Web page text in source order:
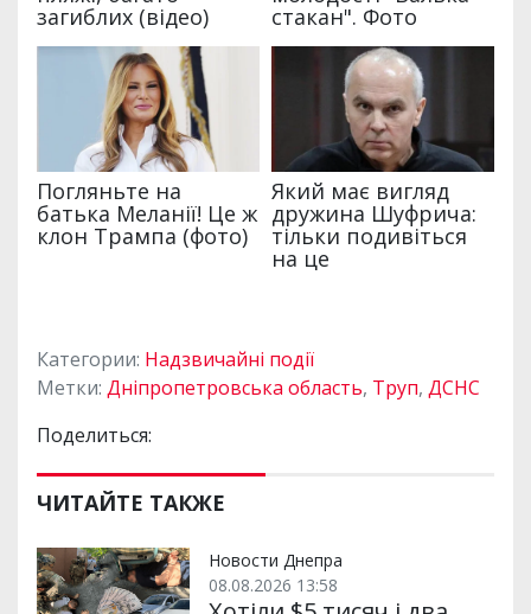
Категории: Надзвичайні події
Метки: Дніпропетровська область, Труп, ДСНС
Поделиться:
ЧИТАЙТЕ ТАКЖЕ
Новости Днепра
08.08.2026 13:58